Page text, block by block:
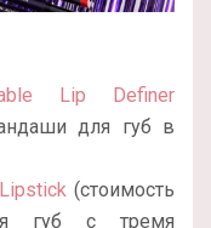
Lip Definer
для губ в
(стоимость
губ с тремя